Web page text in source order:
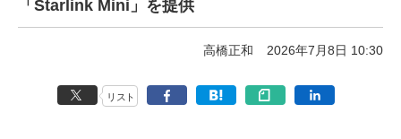
「Starlink Mini」を提供
高橋正和 2026年7月8日 10:30
リスト